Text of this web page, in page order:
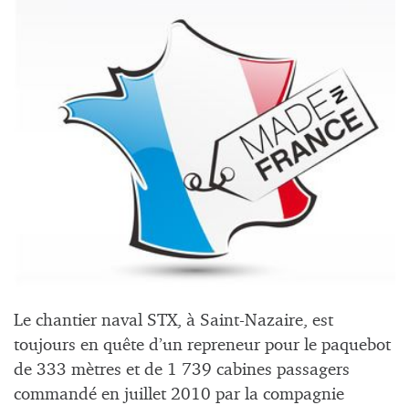
Le chantier naval STX, à Saint-Nazaire, est
toujours en quête d’un repreneur pour le paquebot
de 333 mètres et de 1 739 cabines passagers
commandé en juillet 2010 par la compagnie